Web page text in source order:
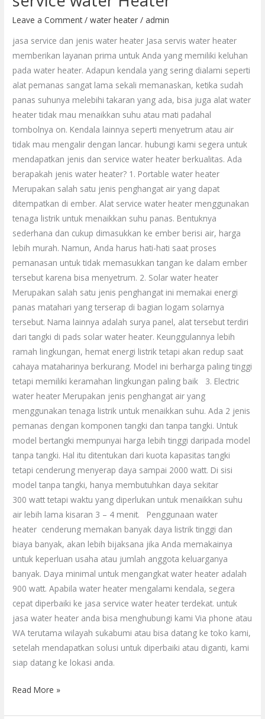
Leave a Comment /water heater / admin
jasa service dan jenis water heater Jasa servis water heater
memberikan layanan prima untuk Anda yang memiliki keluhan
pada water heater. Adapun kendala yang sering dialami seperti
alat pemanas sangat lama sekali memanaskan, ketika sudah
panas suhunya melebihi takaran yang ada, bisa juga alat water
heater tidak mau menaikkan suhu atau mati padahal
tombolnya on. Kendala lainnya seperti menyetrum atau air
tidak mau mengalir dengan lancar. hubungi kami segera untuk
mendapatkan jenis dan service water heater berkualitas. Ada
berapakah jenis water heater? 1. Portable water heater
Merupakan salah satu jenis penghangat air yang dapat
ditempatkan di ember. Alat service water heater menggunakan
tenaga listrik untuk menaikkan suhu panas. Bentuknya
sederhana dan cukup dimasukkan ke ember berisi air, harga
lebih murah. Namun, Anda harus hati-hati saat proses
pemanasan untuk tidak memasukkan tangan ke dalam ember
tersebut karena bisa menyetrum. 2. Solar water heater
Merupakan salah satu jenis penghangat ini memakai energi
panas matahari yang terserap di bagian logam solarnya
tersebut. Nama lainnya adalah surya panel, alat tersebut terdiri
dari tangki di pads solar water heater. Keunggulannya lebih
ramah lingkungan, hemat energi listrik tetapi akan redup saat
cahaya mataharinya berkurang. Model ini berharga paling tinggi
tetapi memiliki keramahan lingkungan paling baik 3. Electric
water heater Merupakan jenis penghangat air yang
menggunakan tenaga listrik untuk menaikkan suhu. Ada 2 jenis
pemanas dengan komponen tangki dan tanpa tangki. Untuk
model bertangki mempunyai harga lebih tinggi daripada model
tanpa tangki. Hal itu ditentukan dari kuota kapasitas tangki
tetapi cenderung menyerap daya sampai 2000 watt. Di sisi
model tanpa tangki, hanya membutuhkan daya sekitar
300 watt tetapi waktu yang diperlukan untuk menaikkan suhu
air lebih lama kisaran 3 – 4 menit. Penggunaan water
heater cenderung memakan banyak daya listrik tinggi dan
biaya banyak, akan lebih bijaksana jika Anda memakainya
untuk keperluan usaha atau jumlah anggota keluarganya
banyak. Daya minimal untuk mengangkat water heater adalah
900 watt. Apabila water heater mengalami kendala, segera
cepat diperbaiki ke jasa service water heater terdekat. untuk
jasa water heater anda bisa menghubungi kami Via phone atau
WA terutama wilayah sukabumi atau bisa datang ke toko kami,
setelah mendapatkan solusi untuk diperbaiki atau diganti, kami
siap datang ke lokasi anda.
Heater
Read More »